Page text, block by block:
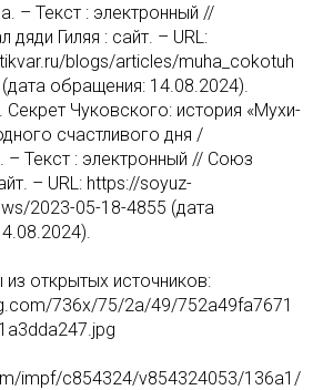
– Текст : электронный //
дяди Гиляя : сайт. – URL:
blogs/articles/muha_cokotuh
обращения: 14.08.2024).
Секрет Чуковского: история «Мухи-
счастливого дня /
– Текст : электронный // Союз
– URL: https://soyuz-
2023-05-18-4855 (дата
открытых источников:
736x/75/2a/49/752a49fa7671
impf/c854324/v854324053/136a1/